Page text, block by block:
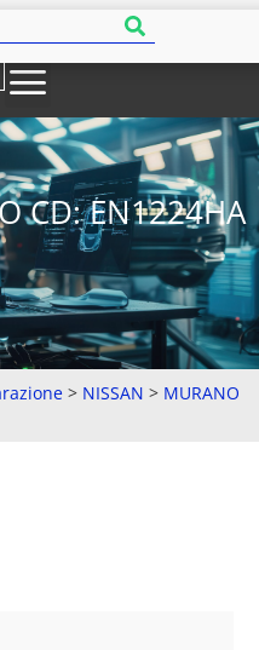
CD: EN1224HA
> NISSAN > MURANO